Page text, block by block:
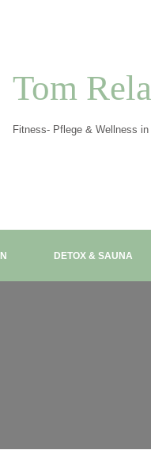
Tom
Fitness- Pflege & Wellness
DETOX & SAUNA